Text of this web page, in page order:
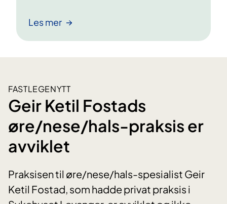
Les mer
FASTLEGENYTT
Geir Ketil Fostads
øre/nese/hals-praksis er
avviklet
Praksisen til øre/nese/hals-spesialist Geir
Ketil Fostad, som hadde privat praksis i